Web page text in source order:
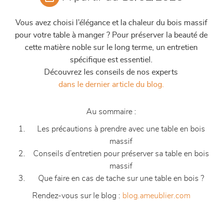
Vous avez choisi l’élégance et la chaleur du bois massif
pour votre table à manger ? Pour préserver la beauté de
cette matière noble sur le long terme, un entretien
spécifique est essentiel.
Découvrez les conseils de nos experts
dans le dernier article du blog.
Au sommaire :
Les précautions à prendre avec une table en bois
massif
Conseils d’entretien pour préserver sa table en bois
massif
Que faire en cas de tache sur une table en bois ?
Rendez-vous sur le blog : blog.ameublier.com